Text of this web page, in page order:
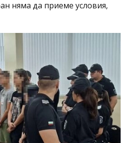
няма да приеме условия,